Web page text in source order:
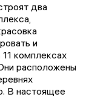
два
и
комплексах
расположены
В настоящее